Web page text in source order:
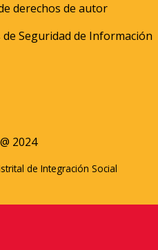
derechos de autor
de Seguridad de Información
2024
de Integración Social